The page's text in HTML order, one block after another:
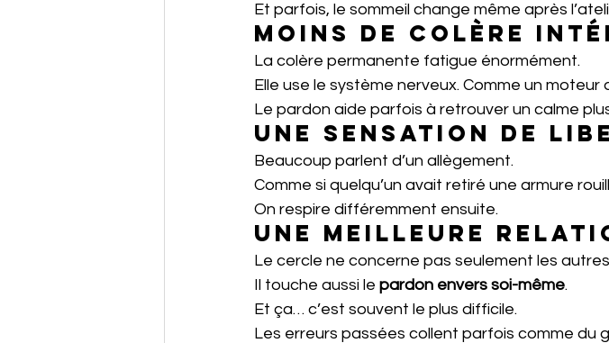
Et parfois, le sommeil change même après
Moins de colère
La colère permanente fatigue énormément.
Elle use le système nerveux. Comme un moteur
Le pardon aide parfois à retrouver un calme
Une sensation de
Beaucoup parlent d’un allègement.
Comme si quelqu’un avait retiré une armure
On respire différemment ensuite.
Une meilleure
Le cercle ne concerne pas seulement les
Il touche aussi le pardon envers soi-même.
Et ça… c’est souvent le plus difficile.
Les erreurs passées collent parfois comme du